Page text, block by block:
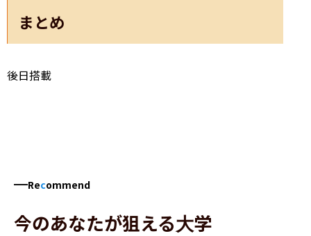
まとめ
後日搭載
Recommend
今のあなたが狙える大学